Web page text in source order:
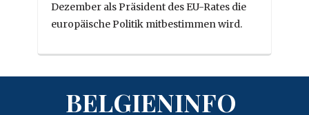
Dezember als Präsident des EU-Rates die
europäische Politik mitbestimmen wird.
BELGIENINFO